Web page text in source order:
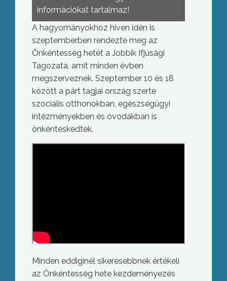
információkat tartalmaz!
A hagyományokhoz híven idén is
szeptemberben rendezte meg az
Önkéntesség hetét a Jobbik Ifjúsági
Tagozata, amit minden évben
megszerveznek. Szeptember 10 és 18
között a párt tagjai ország szerte
szociális otthonokban, egészségügyi
intézményekben és óvodákban is
önkénteskedtek.
Minden eddiginél sikeresebbnek értékeli
az Önkéntesség hete kezdeményezés